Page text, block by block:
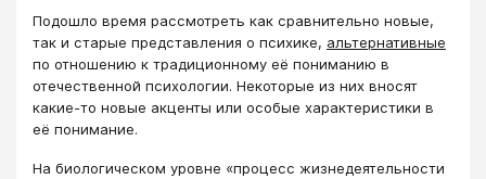
Подошло время рассмотреть как сравнительно новые,
так и старые представления о психике, альтернативные
по отношению к традиционному её пониманию в
отечественной психологии. Некоторые из них вносят
какие-то новые акценты или особые характеристики в
её понимание.
На биологическом уровне «процесс жизнедеятельности